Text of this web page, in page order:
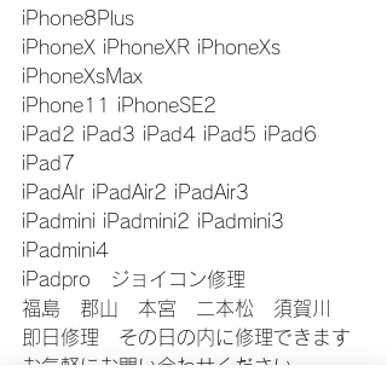
iPhone8Plus
iPhoneX iPhoneXR iPhoneXs
iPhoneXsMax
iPhone11 iPhoneSE2
iPad2 iPad3 iPad4 iPad5 iPad6
iPad7
iPadAIr iPadAir2 iPadAir3
iPadmini iPadmini2 iPadmini3
iPadmini4
iPadpro　ジョイコン修理
福島　郡山　本宮　二本松　須賀川
即日修理　その日の内に修理できます
お気軽にお問い合わせください